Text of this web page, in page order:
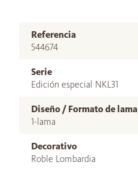
Referencia
544674
Serie
Edición especial NKL31
Diseño / Formato de lama
1-lama
Decorativo
Roble Lombardia